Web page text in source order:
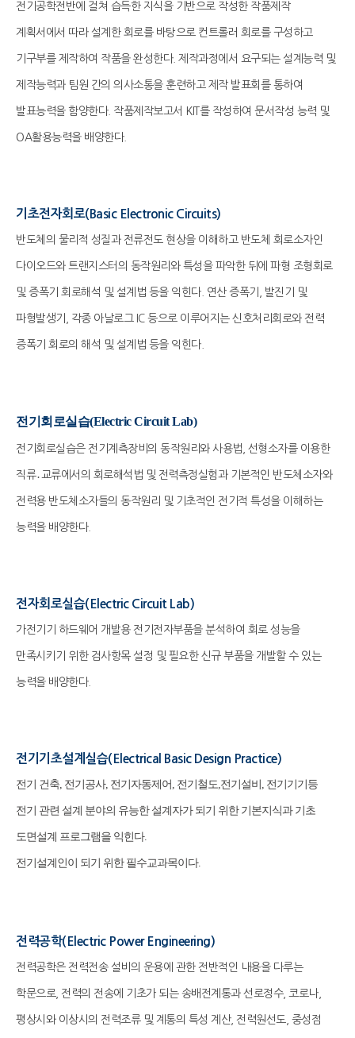
전기공학전반에 걸쳐 습득한 지식을 기반으로 작성한 작품제작
계획서에서 따라 설계한 회로를 바탕으로 컨트롤러 회로를 구성하고
기구부를 제작하여 작품을 완성한다. 제작과정에서 요구되는 설계능력 및
제작능력과 팀원 간의 의사소통을 훈련하고 제작 발표회를 통하여
발표능력을 함양한다. 작품제작보고서 KIT를 작성하여 문서작성 능력 및
OA활용능력을 배양한다.
기초전자회로(Basic Electronic Circuits)
반도체의 물리적 성질과 전류전도 현상을 이해하고 반도체 회로소자인
다이오드와 트랜지스터의 동작원리와 특성을 파악한 뒤에 파형 조형회로
및 증폭기 회로해석 및 설계법 등을 익힌다. 연산 증폭기, 발진기 및
파형발생기, 각종 아날로그 IC 등으로 이루어지는 신호처리회로와 전력
증폭기 회로의 해석 및 설계법 등을 익힌다.
전기회로실습(Electric Circuit Lab)
전기회로실습은 전기계측장비의 동작원리와 사용법, 선형소자를 이용한
직류․교류에서의 회로해석법 및 전력측정실험과 기본적인 반도체소자와
전력용 반도체소자들의 동작원리 및 기초적인 전기적 특성을 이해하는
능력을 배양한다.
전자회로실습(Electric Circuit Lab)
가전기기 하드웨어 개발용 전기전자부품을 분석하여 회로 성능을
만족시키기 위한 검사항목 설정 및 필요한 신규 부품을 개발할 수 있는
능력을 배양한다.
전기기초설계실습(Electrical Basic Design Practice)
전기 건축, 전기공사, 전기자동제어, 전기철도,전기설비, 전기기기등
전기 관련 설계 분야의 유능한 설계자가 되기 위한 기본지식과 기초
도면설계 프로그램을 익힌다.
전기설계인이 되기 위한 필수교과목이다.
전력공학(Electric Power Engineering)
전력공학은 전력전송 설비의 운용에 관한 전반적인 내용을 다루는
학문으로, 전력의 전송에 기초가 되는 송배전계통과 선로정수, 코로나,
평상시와 이상시의 전력조류 및 계통의 특성 계산, 전력원선도, 중성점